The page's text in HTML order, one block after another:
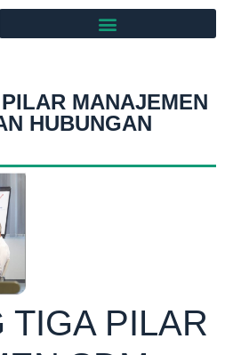
MANAJEMEN
HUBUNGAN
TIGA PILAR